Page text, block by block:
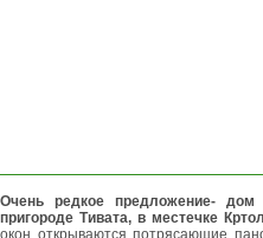
Очень редкое предложение-
пригороде Тивата, в местечке
окон открываются потрясающие